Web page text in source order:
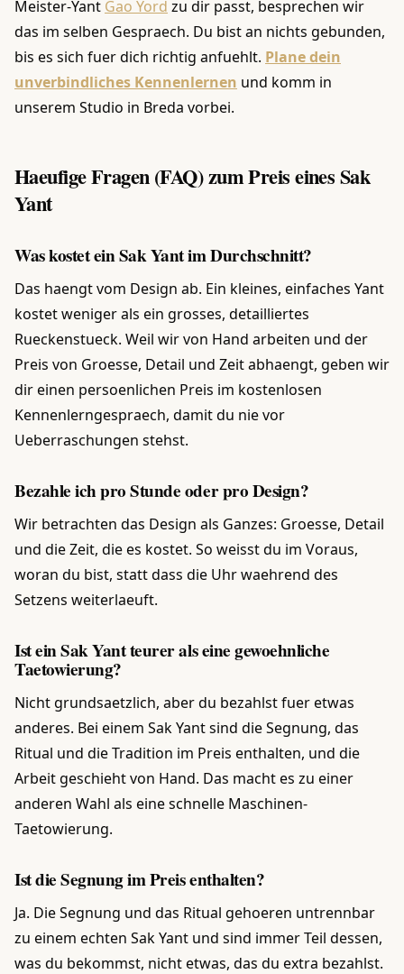
Meister-Yant Gao Yord zu dir passt, besprechen wir
das im selben Gespraech. Du bist an nichts gebunden,
bis es sich fuer dich richtig anfuehlt. Plane dein
unverbindliches Kennenlernen und komm in
unserem Studio in Breda vorbei.
Haeufige Fragen (FAQ) zum Preis eines Sak
Yant
Was kostet ein Sak Yant im Durchschnitt?
Das haengt vom Design ab. Ein kleines, einfaches Yant
kostet weniger als ein grosses, detailliertes
Rueckenstueck. Weil wir von Hand arbeiten und der
Preis von Groesse, Detail und Zeit abhaengt, geben wir
dir einen persoenlichen Preis im kostenlosen
Kennenlerngespraech, damit du nie vor
Ueberraschungen stehst.
Bezahle ich pro Stunde oder pro Design?
Wir betrachten das Design als Ganzes: Groesse, Detail
und die Zeit, die es kostet. So weisst du im Voraus,
woran du bist, statt dass die Uhr waehrend des
Setzens weiterlaeuft.
Ist ein Sak Yant teurer als eine gewoehnliche
Taetowierung?
Nicht grundsaetzlich, aber du bezahlst fuer etwas
anderes. Bei einem Sak Yant sind die Segnung, das
Ritual und die Tradition im Preis enthalten, und die
Arbeit geschieht von Hand. Das macht es zu einer
anderen Wahl als eine schnelle Maschinen-
Taetowierung.
Ist die Segnung im Preis enthalten?
Ja. Die Segnung und das Ritual gehoeren untrennbar
zu einem echten Sak Yant und sind immer Teil dessen,
was du bekommst, nicht etwas, das du extra bezahlst.